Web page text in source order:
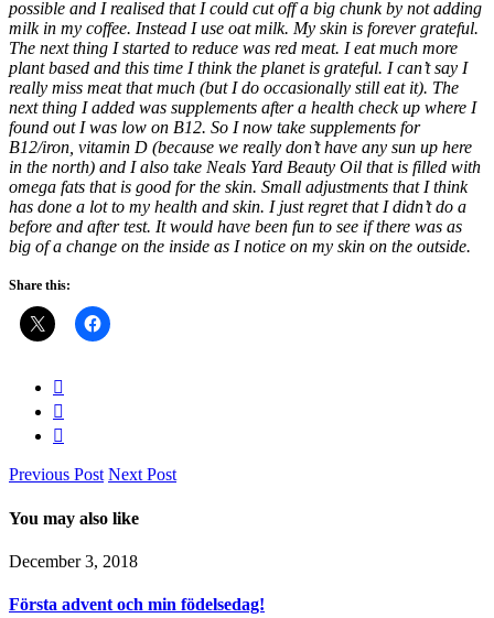
possible and I realised that I could cut off a big chunk by not adding
milk in my coffee. Instead I use oat milk. My skin is forever grateful.
The next thing I started to reduce was red meat. I eat much more
plant based and this time I think the planet is grateful. I can’t say I
really miss meat that much (but I do occasionally still eat it). The
next thing I added was supplements after a health check up where I
found out I was low on B12. So I now take supplements for
B12/iron, vitamin D (because we really don’t have any sun up here
in the north) and I also take Neals Yard Beauty Oil that is filled with
omega fats that is good for the skin. Small adjustments that I think
has done a lot to my health and skin. I just regret that I didn’t do a
before and after test. It would have been fun to see if there was as
big of a change on the inside as I notice on my skin on the outside.
Share this:
Previous Post Next Post
You may also like
December 3, 2018
Första advent och min födelsedag!